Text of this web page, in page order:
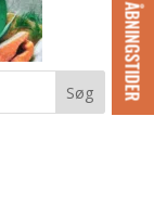
ÅBNINGSTIDER